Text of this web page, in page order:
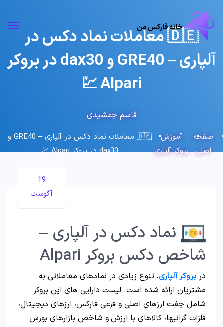
🇩🇪 معاملات نماد دکس در
آلپاری – GRE40 و dax30 در بروکر
Alpari 💹
قاسم جمشیدی
صفحه
اصلی
آموزش
بروکر آلپاری
🇩🇪 معاملات نماد دکس در آلپاری – GRE40 و
dax30 در بروکر Alpari 💹
19
آگوست
نماد دکس در آلپاری –
شاخص دکس بروکر Alpari
در بروکر آلپاری، تنوع زیادی در نمادهای معاملاتی به
مشتریان ارائه شده است. لیست دارایی های این بروکر
شامل جفت ارزهای اصلی و فرعی فارکس، ارزهای دیجیتال،
فلزات گرانبها، کالاهای با ارزش و شاخص بازارهای بورس